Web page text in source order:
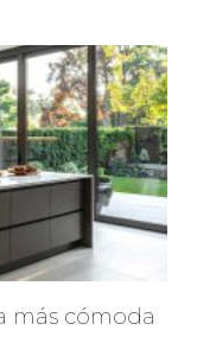
más cómoda